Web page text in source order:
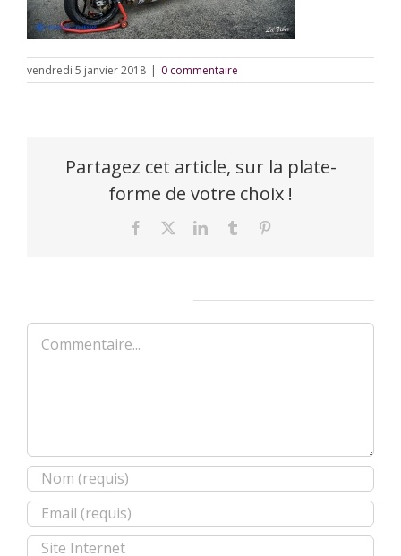
vendredi 5 janvier 2018 | 0 commentaire
Partagez cet article, sur la plate-
forme de votre choix !
Facebook LinkedInTumblr
Commentaire